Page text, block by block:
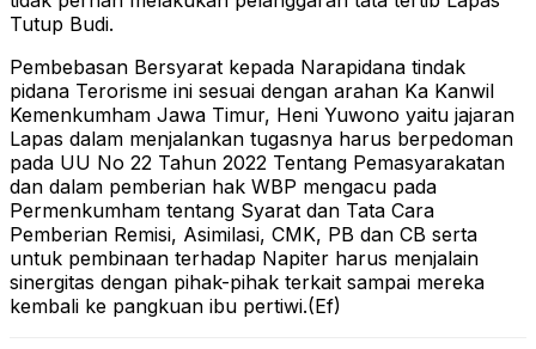
Tutup Budi.
Pembebasan Bersyarat kepada Narapidana tindak
pidana Terorisme ini sesuai dengan arahan Ka Kanwil
Kemenkumham Jawa Timur, Heni Yuwono yaitu jajaran
Lapas dalam menjalankan tugasnya harus berpedoman
pada UU No 22 Tahun 2022 Tentang Pemasyarakatan
dan dalam pemberian hak WBP mengacu pada
Permenkumham tentang Syarat dan Tata Cara
Pemberian Remisi, Asimilasi, CMK, PB dan CB serta
untuk pembinaan terhadap Napiter harus menjalain
sinergitas dengan pihak-pihak terkait sampai mereka
kembali ke pangkuan ibu pertiwi.(Ef)